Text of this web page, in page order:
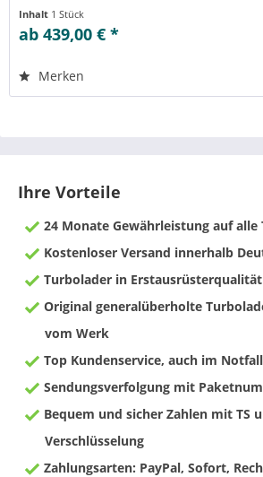
Inhalt 1 Stück
ab 439,00 € *
Merken
Ihre Vorteile
24 Monate Gewährleistung auf alle
Kostenloser Versand innerhalb
Turbolader in Erstausrüsterqualität
Original generalüberholte
vom Werk
Top Kundenservice, auch im
Sendungsverfolgung mit
Bequem und sicher Zahlen mit TS
Verschlüsselung
Zahlungsarten: PayPal, Sofort,